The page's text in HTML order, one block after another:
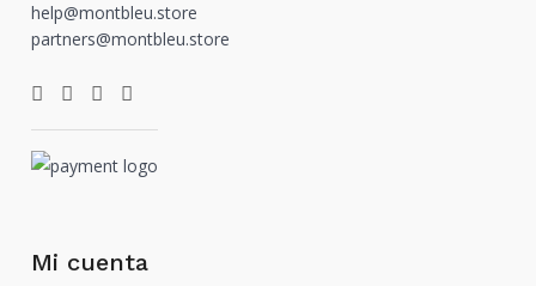
help@montbleu.store
partners@montbleu.store
Mi cuenta